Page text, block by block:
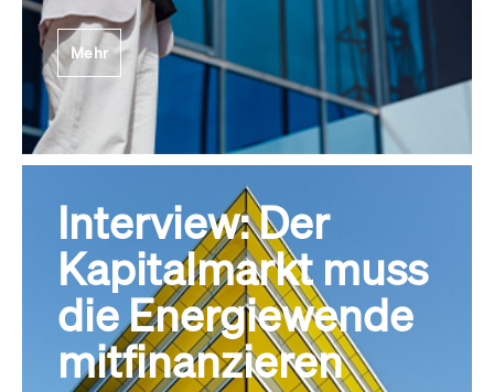
Mehr
Interview: Der
Kapitalmarkt muss
die Energiewende
mitfinanzieren